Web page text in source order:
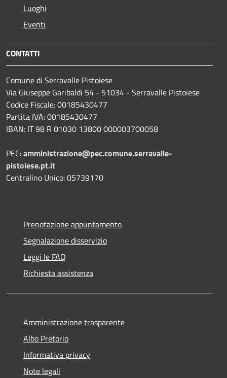
Luoghi
Eventi
CONTATTI
Comune di Serravalle Pistoiese
Via Giuseppe Garibaldi 54 - 51034 - Serravalle Pistoiese
Codice Fiscale: 00185430477
Partita IVA: 00185430477
IBAN: IT 98 R 01030 13800 000003700058
PEC:amministrazione@pec.comune.serravalle-
pistoiese.pt.it
Centralino Unico: 05739170
Prenotazione appuntamento
Segnalazione disservizio
Leggi le FAQ
Richiesta assistenza
Amministrazione trasparente
Albo Pretorio
Informativa privacy
Note legali